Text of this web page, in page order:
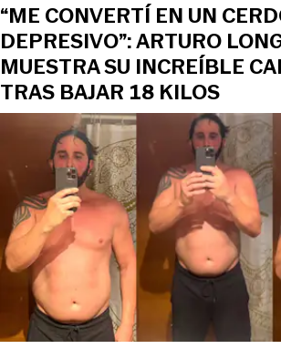
“ME CONVERTÍ EN UN
DEPRESIVO”: ARTURO
MUESTRA SU INCREÍBLE
TRAS BAJAR 18 KILOS